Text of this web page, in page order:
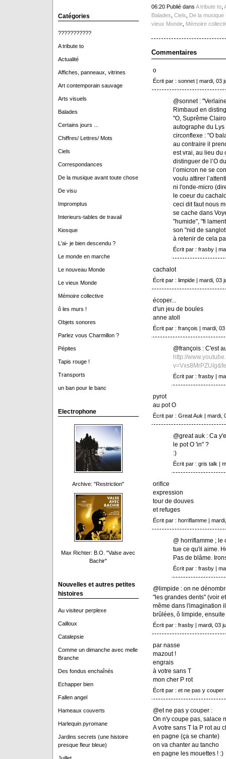
Catégories
???????????
A tribute to
Actualité
Affiches, panneaux, vitrines
Art contemporain sauvage
Arts visuels
Balades
Certains jours ...
Chiffres/ Lettres/ Mots
Ciels
Correspondances
De la musique avant toute chose
De visu
Impromptus
Interieurs-tables de travail
Kiosque
L'ai- je bien descendu ?
Le monde en marche
Le nouveau Monde
Le vieux Monde
Mémoire collective
ô les murs !
Objets sonores
Parlez vous Charmillon ?
Pépites
Tapis rouge !
Transports
un ban pour le banc
Electrophone
Archive: "Restriction"
Max Richter: B.O. "Valse avec
Bachir"
Nouvelles et autres petites
histoires
Au visiteur perplexe
Cailloux
Catalepsie
Comme un dimanche avec melle
Branche
Des fondus enchaînés
Echapper bien
Fallen angel
Hameaux couverts
Harlequin pyromane
Jardins secrets (une histoire
presque fleur bleue)
06:20 Publié dans A tribute to,
Balades Ciels
De la
vieux Monde, Mémoire
Commentaires
o
Écrit par : sonnet | mardi, 03
@sonnet :
Rimbaud en
"O, Suprême
autographe du Lys
circonflexe : "O
au contraire il
est vrai, au lieu du
distinguer de l’O
l’omicron ne se
voulu attirer
ni l'onde-micro
le coeur du
ceci dit faut nous
se cache dans
"humide", "fi
son "nid de
à retenir de cela
Écrit par : frasby |
cachalot
Écrit par : limpide | mardi, 03
écoper...
d'un jeu de boules
anne atoll
Écrit par : françois | mardi, 03
@françois : C'est
http://
Écrit par : frasby |
pyrot
au pot O
Écrit par : Great Auk | mardi,
@great auk : Ca
le pot O 'in" ?
:)
Écrit par : gris talk |
orifice
expression
tour de douves
et refuges
Écrit par : horriflamme |
@ horriflamme ; le
tue ce qu'il aime.
Pas de blâme.
Écrit par : frasby |
@limpide : on ne
"les grandes dents" (voir
même dans l'imagination
brûlées, ô limpide,
Écrit par : frasby | mardi, 03
par nasse
mazout !
engrais
à votre sans T
mon cher P rot
Écrit par : et ne pas y couper
@et ne pas y couper :
On n'y coupe pas, salace
A votre sans T la P rot au
en pagne (ça se chante)
on va chanter au tancho
en pagne les mouettes ! :)